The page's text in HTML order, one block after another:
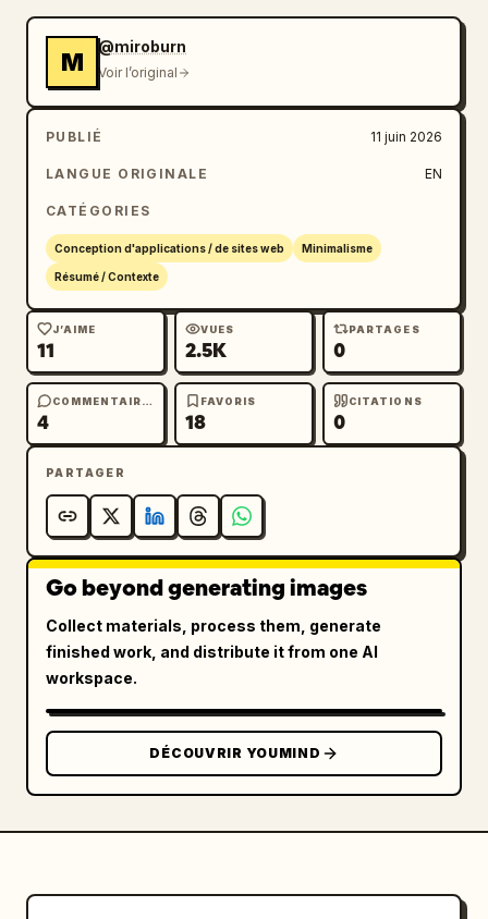
M
@miroburn
Voir l’original
PUBLIÉ 11 juin 2026
LANGUE ORIGINALE EN
CATÉGORIES
Conception d'applications / de sites web Minimalisme
Résumé / Contexte
J’AIME
11
VUES
2.5K
PARTAGES
0
COMMENTAIRES
4
FAVORIS
18
CITATIONS
0
PARTAGER
Go beyond generating images
Collect materials, process them, generate
finished work, and distribute it from one AI
workspace.
DÉCOUVRIR YOUMIND